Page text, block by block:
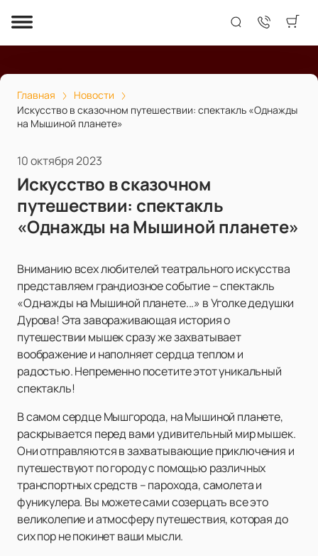
Главная
Новости
Искусство в сказочном путешествии: спектакль «Однажды
на Мышиной планете»
10 октября 2023
Искусство в сказочном
путешествии: спектакль
«Однажды на Мышиной планете»
Вниманию всех любителей театрального искусства
представляем грандиозное событие – спектакль
«Однажды на Мышиной планете...» в Уголке дедушки
Дурова! Эта завораживающая история о
путешествии мышек сразу же захватывает
воображение и наполняет сердца теплом и
радостью. Непременно посетите этот уникальный
спектакль!
В самом сердце Мышгорода, на Мышиной планете,
раскрывается перед вами удивительный мир мышек.
Они отправляются в захватывающие приключения и
путешествуют по городу с помощью различных
транспортных средств – парохода, самолета и
фуникулера. Вы можете сами созерцать все это
великолепие и атмосферу путешествия, которая до
сих пор не покинет ваши мысли.